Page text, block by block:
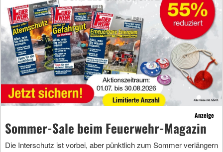
Anzeige
Sommer-Sale beim Feuerwehr-Magazin
Die Interschutz ist vorbei, aber pünktlich zum Sommer verlängern